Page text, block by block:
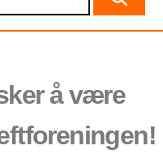
å være